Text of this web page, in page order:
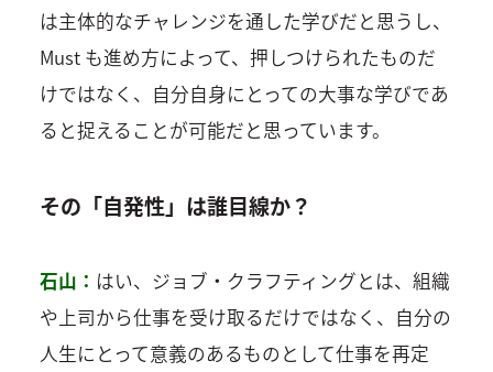
は主体的なチャレンジを通した学びだと思うし、
Must も進め方によって、押しつけられたものだ
けではなく、自分自身にとっての大事な学びであ
ると捉えることが可能だと思っています。
その「自発性」は誰目線か？
石山： はい、ジョブ・クラフティングとは、組織
や上司から仕事を受け取るだけではなく、自分の
人生にとって意義のあるものとして仕事を再定